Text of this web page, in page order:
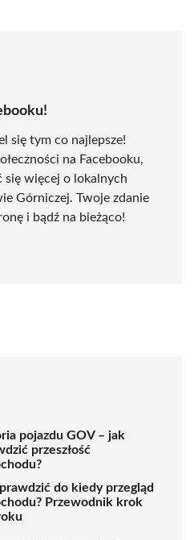
się tym co najlepsze!
na Facebooku,
się więcej o lokalnych
Górniczej. Twoje zdanie
i bądź na bieżąco!
pojazdu GOV – jak
przeszłość
do kiedy przegląd
Przewodnik krok